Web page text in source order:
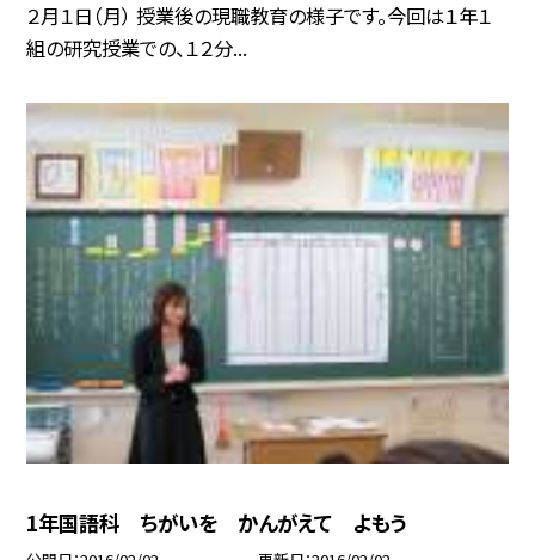
２月１日（月） 授業後の現職教育の様子です。今回は１年１
組の研究授業での、１２分...
1年国語科 ちがいを かんがえて よもう